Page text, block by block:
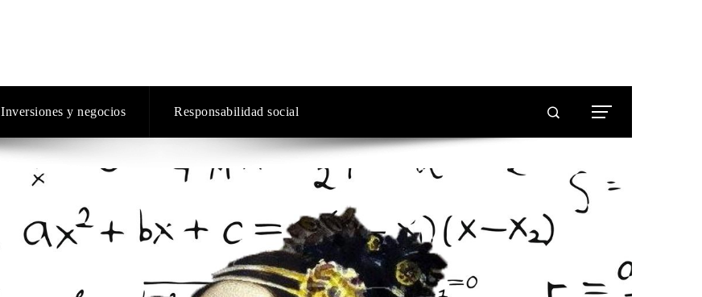
Inversiones y negocios Responsabilidad social